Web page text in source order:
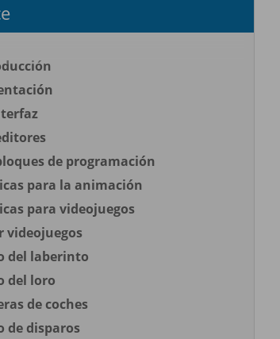
de programación
para la animación
para videojuegos
videojuegos
del laberinto
del loro
de coches
de disparos